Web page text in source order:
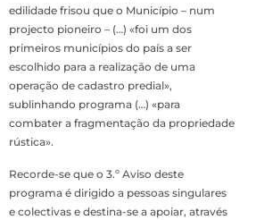
edilidade frisou que o Município – num
projecto pioneiro – (…) «foi um dos
primeiros municípios do país a ser
escolhido para a realização de uma
operação de cadastro predial»,
sublinhando programa (…) «para
combater a fragmentação da propriedade
rústica».
Recorde-se que o 3.º Aviso deste
programa é dirigido a pessoas singulares
e colectivas e destina-se a apoiar, através